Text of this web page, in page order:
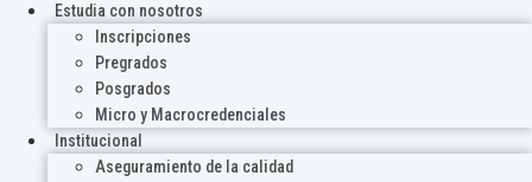
Estudia con nosotros
Inscripciones
Pregrados
Posgrados
Micro y Macrocredenciales
Institucional
Aseguramiento de la calidad